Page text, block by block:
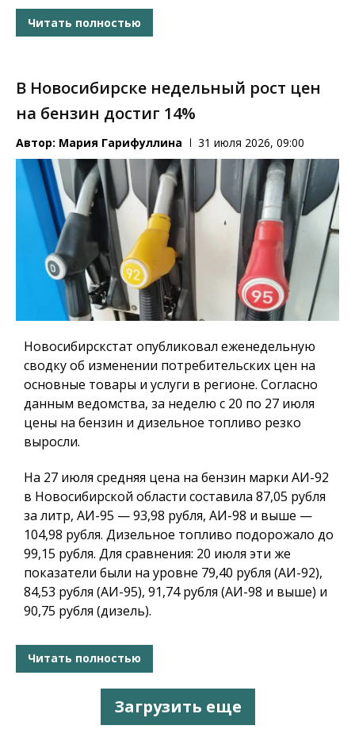
Читать полностью
В Новосибирске недельный рост цен
на бензин достиг 14%
Автор: Мария Гарифуллина 31 июля 2026, 09:00
Новосибирскстат опубликовал еженедельную
сводку об изменении потребительских цен на
основные товары и услуги в регионе. Согласно
данным ведомства, за неделю с 20 по 27 июля
цены на бензин и дизельное топливо резко
выросли.
На 27 июля средняя цена на бензин марки АИ-92
в Новосибирской области составила 87,05 рубля
за литр, АИ-95 — 93,98 рубля, АИ-98 и выше —
104,98 рубля. Дизельное топливо подорожало до
99,15 рубля. Для сравнения: 20 июля эти же
показатели были на уровне 79,40 рубля (АИ-92),
84,53 рубля (АИ-95), 91,74 рубля (АИ-98 и выше) и
90,75 рубля (дизель).
Читать полностью
Загрузить еще